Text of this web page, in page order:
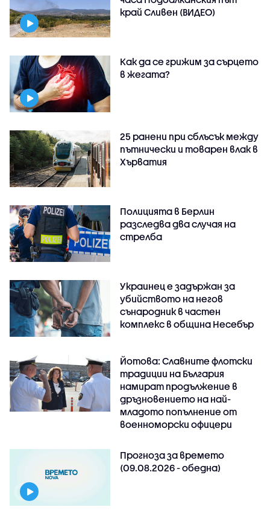
край Сливен (ВИДЕО)
Как да се грижим за сърцето
в жегата?
25 ранени при сблъсък между
пътнически и товарен влак в
Хърватия
Полицията в Берлин
разследва два случая на
стрелба
Украинец е задържан за
убийството на негов
сънародник в частен
комплекс в община Несебър
Йотова: Славните флотски
традиции на България
намират продължение в
дръзновението на най-
младото попълнение от
военноморски офицери
Прогноза за времето
(09.08.2026 - обедна)